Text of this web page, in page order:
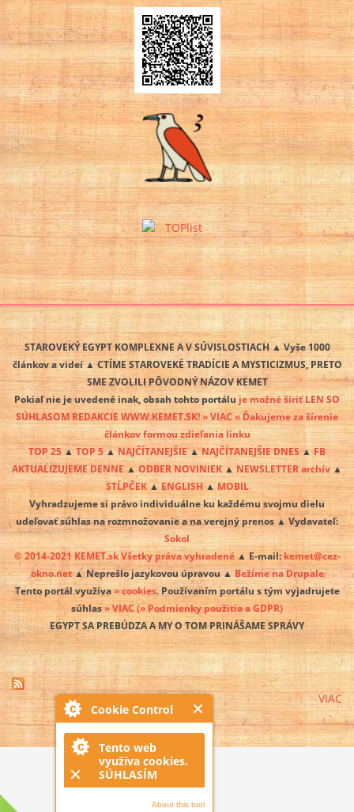
Cookie Control
Tento web
využíva cookies.
SÚHLASÍM
About this tool
STAROVEKÝ EGYPT KOMPLEXNE A V SÚVISLOSTIACH ▲ Vyše 1000
článkov a videí ▲ CTÍME STAROVEKÉ TRADÍCIE A MYSTICIZMUS, PRETO
SME ZVOLILI PÔVODNÝ NÁZOV KEMET
Pokiaľ nie je uvedené inak, obsah tohto portálu je možné šíriť LEN SO
SÚHLASOM REDAKCIE WWW.KEMET.SK! » VIAC « Ďakujeme za šírenie
článkov formou zdieľania linku
TOP 25 ▲ TOP 5▲NAJČÍTANEJŠIE▲NAJČÍTANEJŠIE DNES ▲FB
AKTUALIZUJEME DENNE▲ODBER NOVINIEK▲ NEWSLETTER archív ▲
STĹPČEK▲ENGLISH▲MOBIL
Vyhradzujeme si právo individuálne ku každému svojmu dielu
udeľovať súhlas na rozmnožovanie a na verejný prenos ▲ Vydavateľ:
Sokol
© 2014-2021 KEMET.sk Všetky práva vyhradené▲ E-mail: kemet@cez-
okno.net▲ Neprešlo jazykovou úpravou ▲ Bežíme na Drupale
Tento portál využíva» cookies. Používaním portálu s tým vyjadrujete
súhlas» VIAC(» Podmienky použitia a GDPR)
EGYPT SA PREBÚDZA A MY O TOM PRINÁŠAME SPRÁVY
VIAC